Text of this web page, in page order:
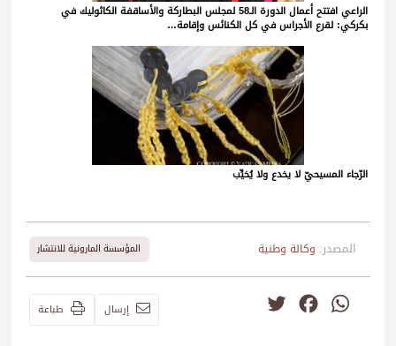
الراعي افتتح أعمال الدورة الـ58 لمجلس البطاركة والأساقفة الكاثوليك في
بكركي: لقرع الأجراس في كل الكنائس وإقامة…
الرّجاء المسيحيّ لا يخدع ولا يُخيِّب
المصدر: وكالة وطنية المؤسسة المارونية للانتشار
WhatsApp
Facebook إرسال طباعة